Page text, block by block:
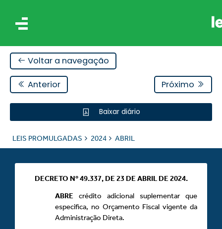
Voltar a navegação
Anterior Próximo
Baixar diário
LEIS PROMULGADAS 2024 ABRIL
DECRETO Nº 49.337, DE 23 DE ABRIL DE 2024.
ABRE crédito adicional suplementar que
especifica, no Orçamento Fiscal vigente da
Administração Direta.